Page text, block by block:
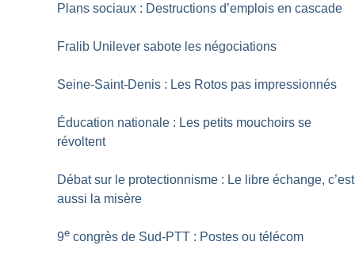
Plans sociaux : Destructions d’emplois en cascade
Fralib Unilever sabote les négociations
Seine-Saint-Denis : Les Rotos pas impressionnés
Éducation nationale : Les petits mouchoirs se
révoltent
Débat sur le protectionnisme : Le libre échange, c’est
aussi la misère
9e congrès de Sud-PTT : Postes ou télécom